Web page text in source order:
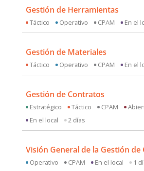
Gestión de Herramientas
Táctico Operativo CPAM En el
Gestión de Materiales
Táctico Operativo CPAM En el
Gestión de Contratos
Estratégico Táctico CPAM
En el local
2 días
Visión General de la Gestión
Operativo CPAM En el local 1